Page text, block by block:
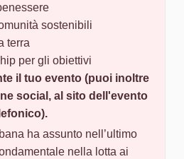
sostenibili
terra
per gli obiettivi
il tuo evento (puoi inoltre
social, al sito dell'evento
ha assunto nell’ultimo
nella lotta ai